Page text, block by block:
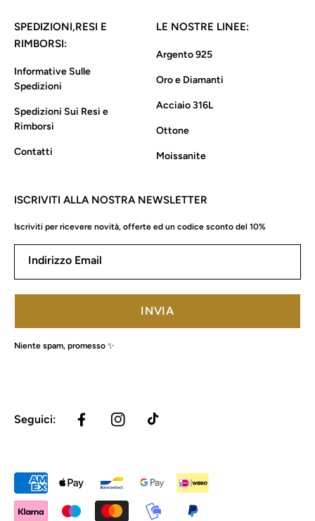
SPEDIZIONI,RESI E
RIMBORSI:
Informative Sulle
Spedizioni
Spedizioni Sui Resi e
Rimborsi
Contatti
LE NOSTRE LINEE:
Argento 925
Oro e Diamanti
Acciaio 316L
Ottone
Moissanite
ISCRIVITI ALLA NOSTRA NEWSLETTER
Iscriviti per ricevere novità, offerte ed un codice sconto del 10%
Indirizzo Email
INVIA
Niente spam, promesso ✨
Seguici: FACEBOOKINSTAGRAM
TIKTOK
Metodi
di
pagamento